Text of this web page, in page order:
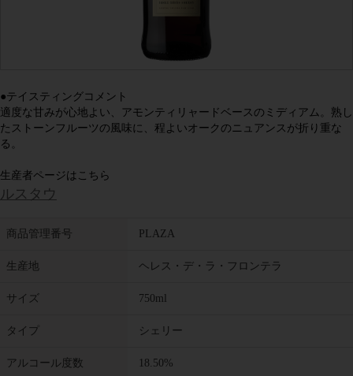
●テイスティングコメント
適度な甘みが心地よい、アモンティリャードベースのミディアム。熟し
たストーンフルーツの風味に、程よいオークのニュアンスが折り重な
る。
生産者ページはこちら
ルスタウ
商品管理番号 PLAZA
生産地 ヘレス・デ・ラ・フロンテラ
サイズ 750ml
タイプ シェリー
アルコール度数 18.50%